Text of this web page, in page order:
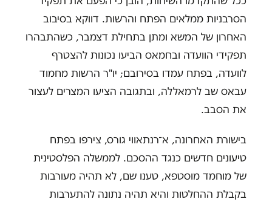
הסרבניות ממלאים הפתח והרשות. דווקא בסיבוב
האחרון של המשא ומתן בתחילת דצמבר, כשהתבהרו
תפקידי הוועדה ובחמאס הביעו נכונות להצטרף
לוועדה, בפתח עמדו בסירובם; יו"ר הרשות מחמוד
עבאס שב לרמאללה, ובתגובה הציעו המצרים לעצור
את הסבב.
בישורת האחרונה, א־רנתאווי גורס, צירפו בפתח
טיעונים חדשים כנגד ההסכם. לממשלה הפלסטינית
של מוחמד מוסטפא, טענו שם, לא תהיה מעורבות
בקבלת ההחלטות והיא תהיה נתונה להתערבות